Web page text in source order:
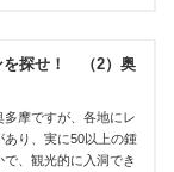
を探せ！ （2）奥
多摩ですが、各地にレ
あり、実に50以上の鍾
、観光的に入洞でき